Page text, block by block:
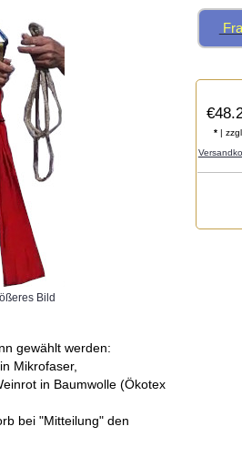
Bild
gewählt werden:
Mikrofaser,
in Baumwolle (Ökotex
bei "Mitteilung" den
* |